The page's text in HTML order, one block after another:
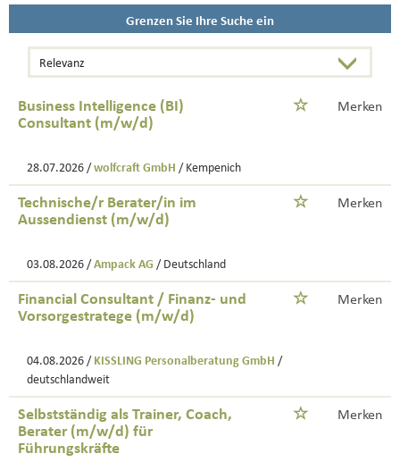
Grenzen Sie Ihre Suche ein
Business Intelligence (BI)
Consultant (m/w/d)
Merken
28.07.2026 / wolfcraft GmbH / Kempenich
Technische/r Berater/in im
Aussendienst (m/w/d)
Merken
03.08.2026 / Ampack AG / Deutschland
Financial Consultant / Finanz- und
Vorsorgestratege (m/w/d)
Merken
04.08.2026 / KISSLING Personalberatung GmbH /
deutschlandweit
Selbstständig als Trainer, Coach,
Berater (m/w/d) für
Führungskräfte
Merken